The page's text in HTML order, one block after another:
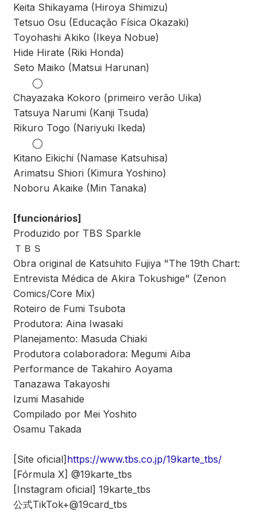
Keita Shikayama (Hiroya Shimizu)
Tetsuo Osu (Educação Física Okazaki)
Toyohashi Akiko (Ikeya Nobue)
Hide Hirate (Riki Honda)
Seto Maiko (Matsui Harunan)
◯
Chayazaka Kokoro (primeiro verão Uika)
Tatsuya Narumi (Kanji Tsuda)
Rikuro Togo (Nariyuki Ikeda)
◯
Kitano Eikichi (Namase Katsuhisa)
Arimatsu Shiori (Kimura Yoshino)
Noboru Akaike (Min Tanaka)
[funcionários]
Produzido por TBS Sparkle
ＴＢＳ
Obra original de Katsuhito Fujiya "The 19th Chart:
Entrevista Médica de Akira Tokushige" (Zenon
Comics/Core Mix)
Roteiro de Fumi Tsubota
Produtora: Aina Iwasaki
Planejamento: Masuda Chiaki
Produtora colaboradora: Megumi Aiba
Performance de Takahiro Aoyama
Tanazawa Takayoshi
Izumi Masahide
Compilado por Mei Yoshito
Osamu Takada
[Site oficial] https://www.tbs.co.jp/19karte_tbs/
[Fórmula X] @19karte_tbs
[Instagram oficial] 19karte_tbs
公式TikTok+@19card_tbs